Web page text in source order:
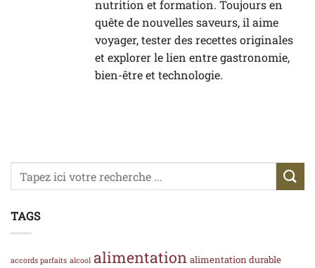
nutrition et formation. Toujours en
quête de nouvelles saveurs, il aime
voyager, tester des recettes originales
et explorer le lien entre gastronomie,
bien-être et technologie.
TAGS
accords parfaits alcool alimentation alimentation durable